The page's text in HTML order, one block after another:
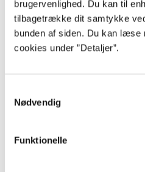
brugervenlighed. Du kan til
tilbagetrække dit samtykke
bunden af siden. Du kan læse
cookies under ”Detaljer”.
Nødvendig
Funktionelle
...